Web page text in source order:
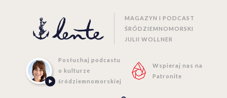
MAGAZYN I PODCAST
ŚRÓDZIEMNOMORSKI
JULII WOLLNER
Posłuchaj podcastu
o kulturze
śródziemnomorskiej
Wspieraj nas na
Patronite